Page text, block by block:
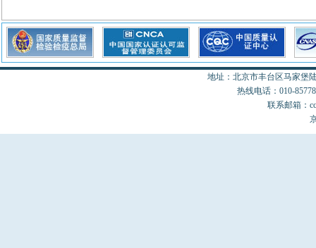
地址：北京市丰台区马家堡
热线电话：010-
联系邮箱：